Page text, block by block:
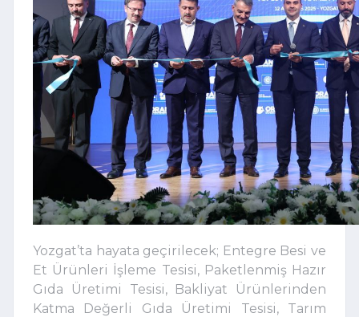
Yozgat’ta hayata geçirilecek; Entegre Besi ve
Et Ürünleri İşleme Tesisi, Paketlenmiş Hazır
Gıda Üretimi Tesisi, Bakliyat Ürünlerinden
Katma Değerli Gıda Üretimi Tesisi, Tarım